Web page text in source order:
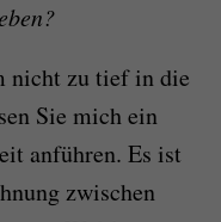
nicht zu tief in die
Sie mich ein
anführen. Es ist
zwischen